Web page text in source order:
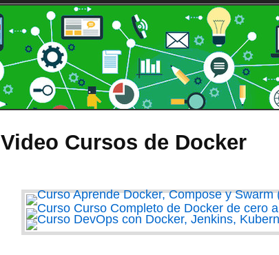
Video Cursos de Docker